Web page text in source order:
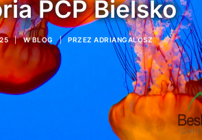
PCP Bielsko
| WBLOG | PRZEZADRIANGALOSZ